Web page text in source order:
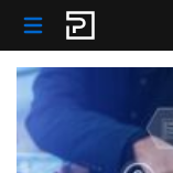
Skip to content